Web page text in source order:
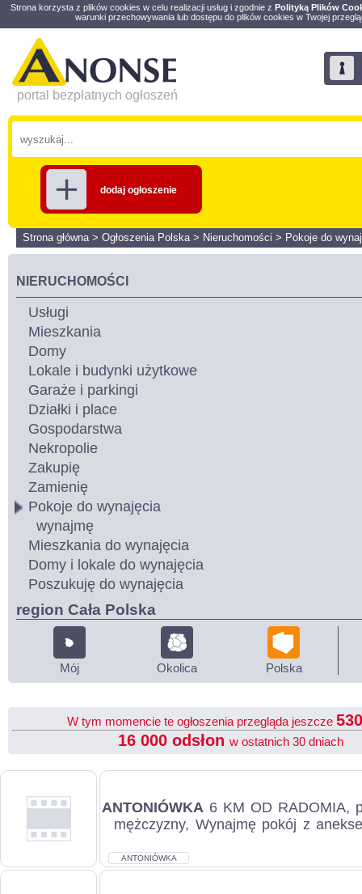
Strona korzysta z plików cookies w celu realizacji usług i zgodnie z Polityką Plików
warunki przechowywania lub dostępu do plików cookies w Twojej
portal bezpłatnych ogłoszeń
dodaj ogłoszenie
Strona główna> Ogłoszenia Polska> Nieruchomości > Pokoje do
NIERUCHOMOŚCI
Usługi
Mieszkania
Domy
Lokale i budynki użytkowe
Garaże i parkingi
Działki i place
Gospodarstwa
Nekropolie
Zakupię
Zamienię
Pokoje do wynajęcia
wynajmę
Mieszkania do wynajęcia
Domy i lokale do wynajęcia
Poszukuję do wynajęcia
region Cała Polska
Mój Okolica Polska
W tym momencie te ogłoszenia przegląda jeszcze
16 000 odsłon w ostatnich 30 dniach
ANTONIÓWKA 6 KM OD RADOMIA,
mężczyzny, Wynajmę pokój z
oso...
ANTONIÓWKA